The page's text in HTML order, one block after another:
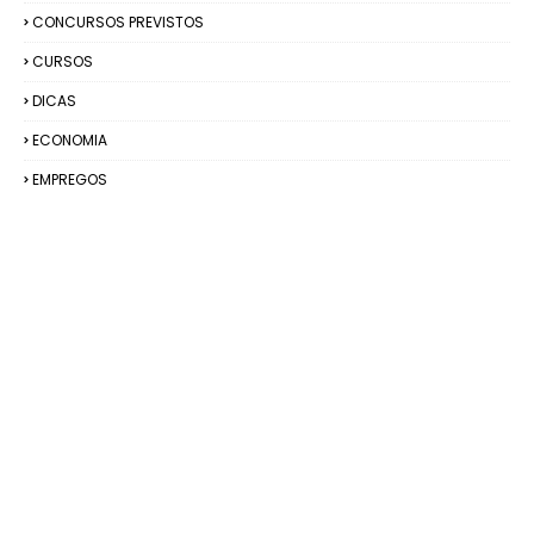
CONCURSOS PREVISTOS
CURSOS
DICAS
ECONOMIA
EMPREGOS